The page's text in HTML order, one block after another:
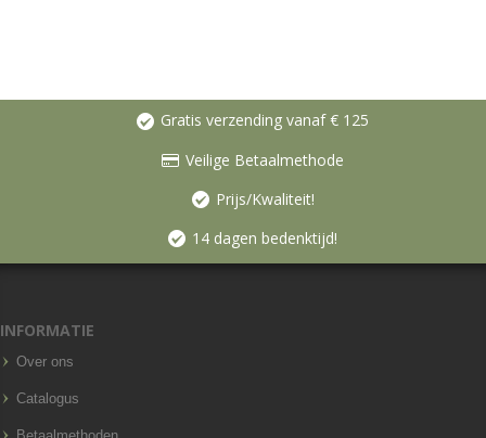
Gratis verzending vanaf € 125
Veilige Betaalmethode
Prijs/Kwaliteit!
14 dagen bedenktijd!
INFORMATIE
Over ons
Catalogus